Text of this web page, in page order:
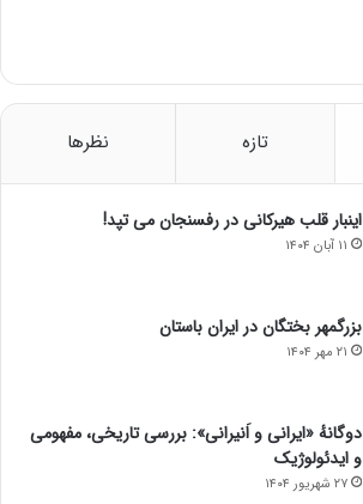
تازه نظرها
اینبار قلب هیرکانی در رفسنجان می تپد!
۱۱ آبان ۱۴۰۴
بزرگمهر بختگان در ایران باستان
۲۱ مهر ۱۴۰۴
دوگانهٔ «ایرانی و اَنیرانی»: بررسی تاریخی، مفهومی
و ایدئولوژیک
۲۷ شهریور ۱۴۰۴